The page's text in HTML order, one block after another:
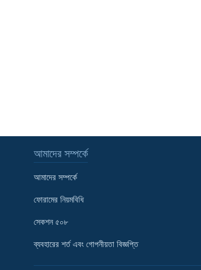
Learning English
আমাদের সম্পর্কে
আমাদের সম্পর্কে
ফোরামের নিয়মবিধি
সেকশন ৫০৮
ব্যবহারের শর্ত এবং গোপনীয়তা বিজ্ঞপ্তি